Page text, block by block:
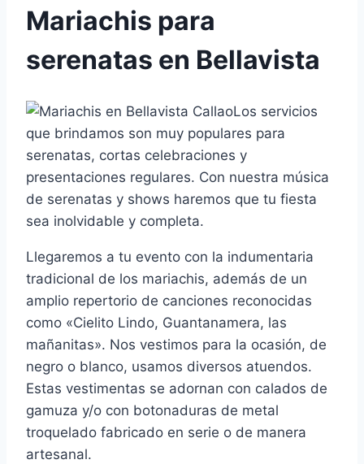
Mariachis para
serenatas en Bellavista
Los servicios
que brindamos son muy populares para
serenatas, cortas celebraciones y
presentaciones regulares. Con nuestra música
de serenatas y shows haremos que tu fiesta
sea inolvidable y completa.
Llegaremos a tu evento con la indumentaria
tradicional de los mariachis, además de un
amplio repertorio de canciones reconocidas
como «Cielito Lindo, Guantanamera, las
mañanitas». Nos vestimos para la ocasión, de
negro o blanco, usamos diversos atuendos.
Estas vestimentas se adornan con calados de
gamuza y/o con botonaduras de metal
troquelado fabricado en serie o de manera
artesanal.